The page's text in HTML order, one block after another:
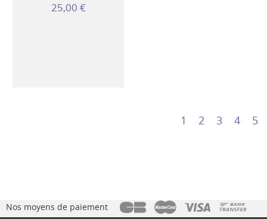
25,00 €
1 2 3 4 5
Nos moyens de paiement